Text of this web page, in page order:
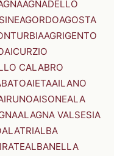
AGNADELLO
AGORDOAGOSTA
AGRIGENTO
AICURZIO
CALABRO
AIETAAILANO
AISONEALA
ALAGNA VALSESIA
ALATRIALBA
ALBANELLA